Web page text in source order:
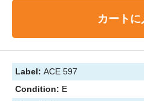
カートに
Label: ACE 597
Condition: E